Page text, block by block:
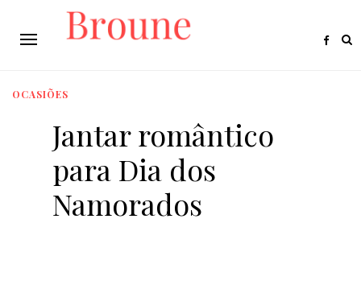
OCASIÕES
Jantar romântico
para Dia dos
Namorados